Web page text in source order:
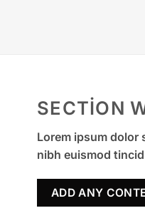
SECTION
Lorem ipsum dolor
nibh euismod
ADD ANY